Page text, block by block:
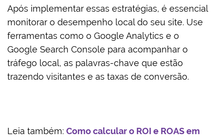
Após implementar essas estratégias, é essencial
monitorar o desempenho local do seu site. Use
ferramentas como o Google Analytics e o
Google Search Console para acompanhar o
tráfego local, as palavras-chave que estão
trazendo visitantes e as taxas de conversão.
Leia também: Como calcular o ROI e ROAS em